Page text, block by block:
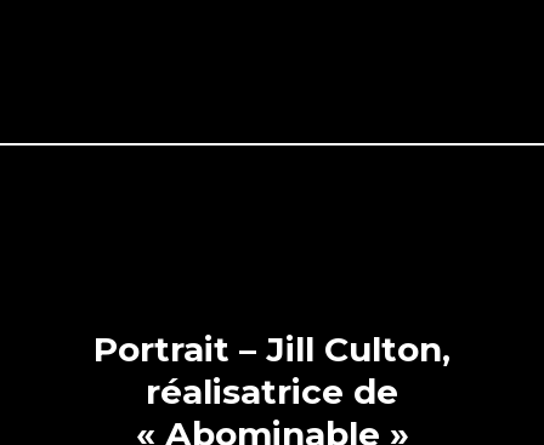
Portrait – Jill Culton,
réalisatrice de
« Abominable »